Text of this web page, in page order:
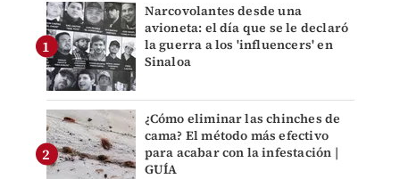
Narcovolantes desde una
avioneta: el día que se le declaró
la guerra a los 'influencers' en
Sinaloa
¿Cómo eliminar las chinches de
cama? El método más efectivo
para acabar con la infestación |
GUÍA